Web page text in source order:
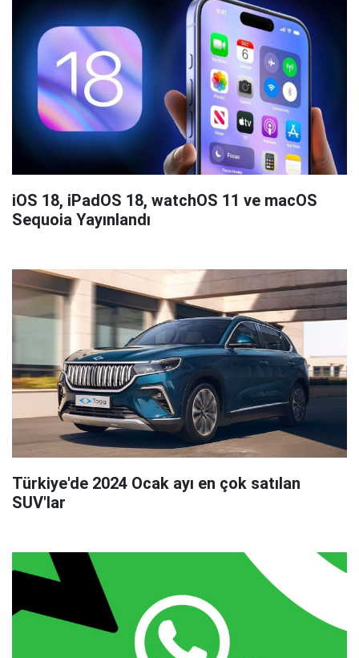
iOS 18, iPadOS 18, watchOS 11 ve macOS
Sequoia Yayınlandı
Türkiye'de 2024 Ocak ayı en çok satılan
SUV'lar